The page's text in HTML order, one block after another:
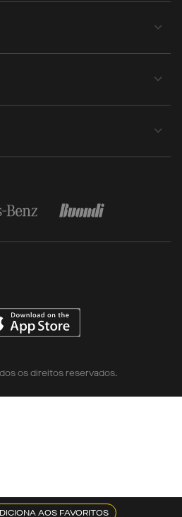
AOS FAVORITOS
os direitos reservados.